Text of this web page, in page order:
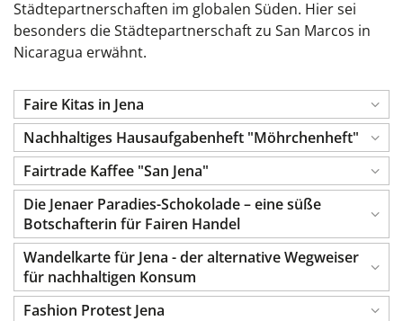
Städtepartnerschaften im globalen Süden. Hier sei
besonders die Städtepartnerschaft zu San Marcos in
Nicaragua erwähnt.
Faire Kitas in Jena
Nachhaltiges Hausaufgabenheft "Möhrchenheft"
Fairtrade Kaffee "San Jena"
Die Jenaer Paradies-Schokolade – eine süße
Botschafterin für Fairen Handel
Wandelkarte für Jena - der alternative Wegweiser
für nachhaltigen Konsum
Fashion Protest Jena